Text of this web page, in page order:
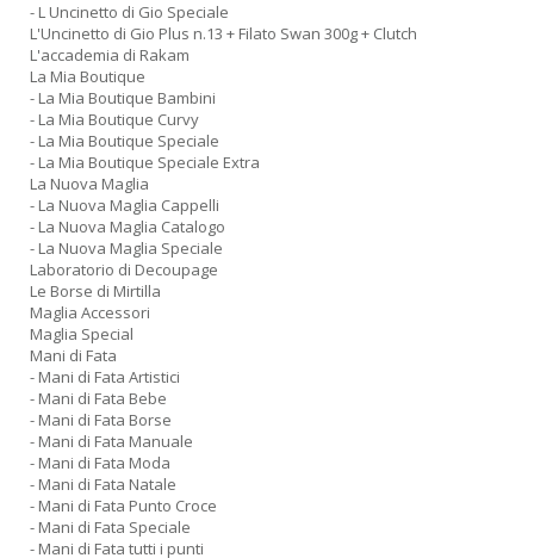
- L Uncinetto di Gio Speciale
L'Uncinetto di Gio Plus n.13 + Filato Swan 300g + Clutch
L'accademia di Rakam
La Mia Boutique
- La Mia Boutique Bambini
- La Mia Boutique Curvy
- La Mia Boutique Speciale
- La Mia Boutique Speciale Extra
La Nuova Maglia
- La Nuova Maglia Cappelli
- La Nuova Maglia Catalogo
- La Nuova Maglia Speciale
Laboratorio di Decoupage
Le Borse di Mirtilla
Maglia Accessori
Maglia Special
Mani di Fata
- Mani di Fata Artistici
- Mani di Fata Bebe
- Mani di Fata Borse
- Mani di Fata Manuale
- Mani di Fata Moda
- Mani di Fata Natale
- Mani di Fata Punto Croce
- Mani di Fata Speciale
- Mani di Fata tutti i punti